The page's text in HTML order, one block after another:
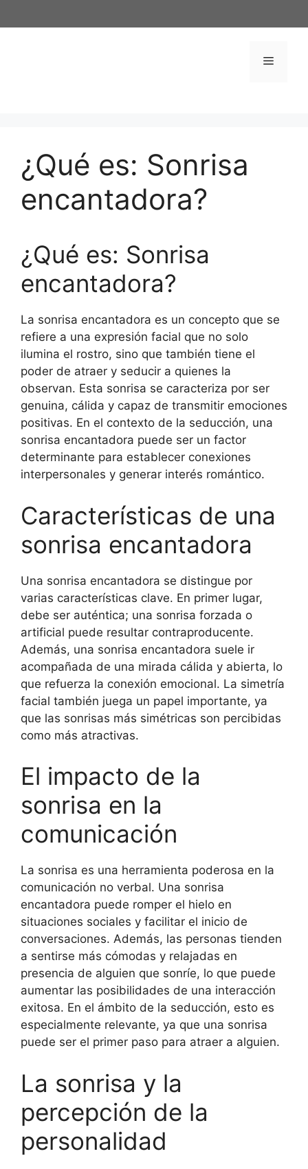
al
Menú
¿Qué es: Sonrisa
encantadora?
¿Qué es: Sonrisa
encantadora?
La sonrisa encantadora es un concepto que se
refiere a una expresión facial que no solo
ilumina el rostro, sino que también tiene el
poder de atraer y seducir a quienes la
observan. Esta sonrisa se caracteriza por ser
genuina, cálida y capaz de transmitir emociones
positivas. En el contexto de la seducción, una
sonrisa encantadora puede ser un factor
determinante para establecer conexiones
interpersonales y generar interés romántico.
Características de una
sonrisa encantadora
Una sonrisa encantadora se distingue por
varias características clave. En primer lugar,
debe ser auténtica; una sonrisa forzada o
artificial puede resultar contraproducente.
Además, una sonrisa encantadora suele ir
acompañada de una mirada cálida y abierta, lo
que refuerza la conexión emocional. La simetría
facial también juega un papel importante, ya
que las sonrisas más simétricas son percibidas
como más atractivas.
El impacto de la
sonrisa en la
comunicación
La sonrisa es una herramienta poderosa en la
comunicación no verbal. Una sonrisa
encantadora puede romper el hielo en
situaciones sociales y facilitar el inicio de
conversaciones. Además, las personas tienden
a sentirse más cómodas y relajadas en
presencia de alguien que sonríe, lo que puede
aumentar las posibilidades de una interacción
exitosa. En el ámbito de la seducción, esto es
especialmente relevante, ya que una sonrisa
puede ser el primer paso para atraer a alguien.
La sonrisa y la
percepción de la
personalidad